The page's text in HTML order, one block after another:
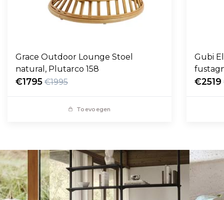
Grace Outdoor Lounge Stoel
natural, Plutarco 158
€1795 €1995
Toevoegen
Gubi
€2519